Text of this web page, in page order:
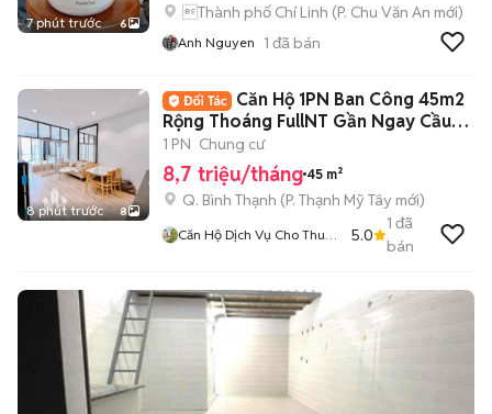
7 phút trước 6
Thành phố Chí Linh (P. Chu Văn An mới)
Anh Nguyen 1 đã bán
8 phút trước 8
Căn Hộ 1PN Ban Công 45m2
Rộng Thoáng FullNT Gần Ngay Cầu
Thị Nghè
1 PN Chung cư
8,7 triệu/tháng 45 m²
Q. Bình Thạnh (P. Thạnh Mỹ Tây mới)
Căn Hộ Dịch Vụ Cho Thuê
5.0
1 đã
bán